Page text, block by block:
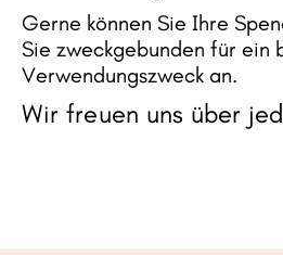
Gerne können Sie Ihre
Sie zweckgebunden für ein
Verwendungszweck an.
Wir freuen uns über